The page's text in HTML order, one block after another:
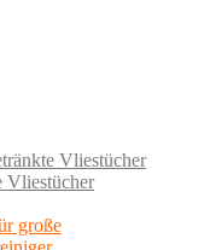
Vliestücher
Vliestücher
große